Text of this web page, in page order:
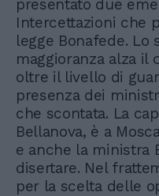
presentato due
Intercettazioni che
legge Bonafede. Lo
maggioranza alza il
oltre il livello di
presenza dei
che scontata. La
Bellanova, è a
e anche la ministra
disertare. Nel
per la scelta delle